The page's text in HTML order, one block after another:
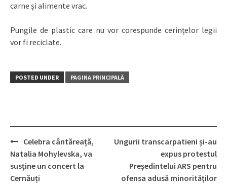
carne și alimente vrac.
Pungile de plastic care nu vor corespunde cerințelor legii
vor fi reciclate.
POSTED UNDER PAGINA PRINCIPALĂ
Post
navigation
Celebra cântăreață,
Natalia Mohylevska, va
susține un concert la
Cernăuți
Ungurii transcarpatieni și-au
expus protestul
Președintelui ARS pentru
ofensa adusă minorităților